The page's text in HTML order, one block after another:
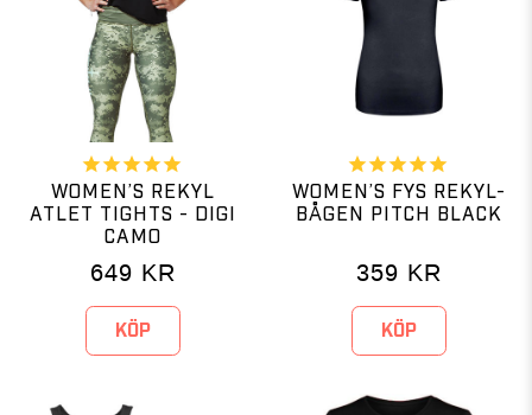
WOMEN’S REKYL
ATLET TIGHTS - DIGI
CAMO
649 KR
KÖP
WOMEN’S FYS REKYL-
BÅGEN PITCH BLACK
359 KR
KÖP